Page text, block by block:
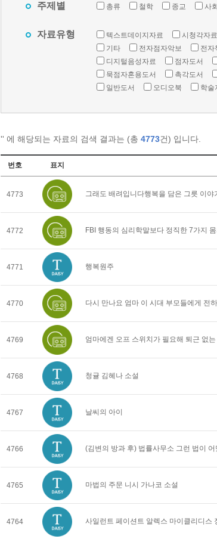
주제별 총류 철학 종교 사
자료유형 텍스트데이지자료 시청각자료
기타
전자점자악보 전자
디지털음성자료
점자도서
묵점자혼용도서
촉각도서
일반도서
오디오북 학술
'' 에 해당되는 자료의 검색 결과는 (총 4773건) 입니다.
번호 표지
4773 그래도 배려입니다행복을 담은 그릇 이야
4772 FBI 행동의 심리학말보다 정직한 7가지
4771 행복원주
4770 다시 만나요 엄마 이 시대 부모들에게 전
4769 엄마에겐 오프 스위치가 필요해 퇴근 없
4768 청귤 김혜나 소설
4767 날씨의 아이
4766 (김변의 방과 후) 법률사무소 그런 법이
4765 마법의 주문 니시 가나코 소설
4764 사일런트 페이션트 알렉스 마이클리디스